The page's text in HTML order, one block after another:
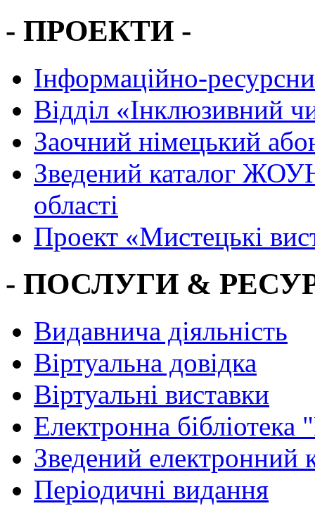
- ПРОЕКТИ -
Інформаційно-
Вiддiл «Інклюзивний
Заочний німецький
Зведений каталог
області
Проект «Мистецькі
- ПОСЛУГИ &
Видавнича діяльність
Віртуальна довідка
Віртуальні виставки
Електронна
Зведений електронний
Періодичні видання